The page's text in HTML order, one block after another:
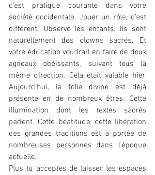
c’est pratique courante dans votre
société occidentale. Jouer un rôle, c’est
différent. Observe les enfants. Ils sont
naturellement des clowns sacrés. Et
votre éducation voudrait en faire de doux
agneaux obéissants, suivant tous la
même direction. Cela était valable hier.
Aujourd’hui, la folie divine est déjà
présente en de nombreux êtres. Cette
illumination dont les textes sacrés
parlent. Cette béatitude, cette libération
des grandes traditions est à portée de
nombreuses personnes dans l’époque
actuelle.
Plus tu acceptes de laisser les espaces